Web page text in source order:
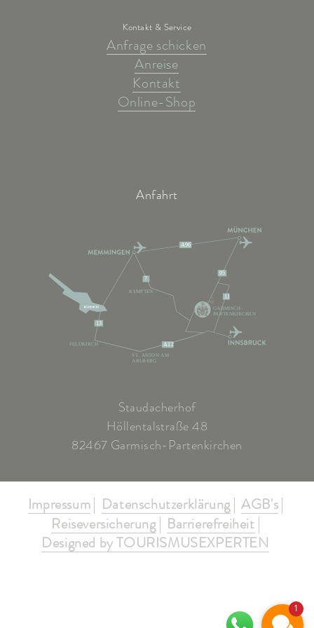
Kontakt & Service
Anfrage schicken
Anreise
Kontakt
Online-Shop
Anfahrt
A96
95
11
7
A12
13
KEMPTEN
ST. ANTON AM
ARLBERG
FELDKIRCH
GARMISCH-
PARTENKIRCHEN
Staudacherhof
Höllentalstraße 48
82467 Garmisch-Partenkirchen
Impressum Datenschutzerklärung
AGB's
Reiseversicherung
Barrierefreiheit
Designed by TOURISMUSEXPERTEN
1